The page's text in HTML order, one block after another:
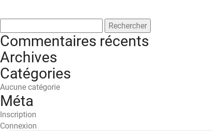
Commentaires récents
Archives
Catégories
Aucune catégorie
Méta
Inscription
Connexion